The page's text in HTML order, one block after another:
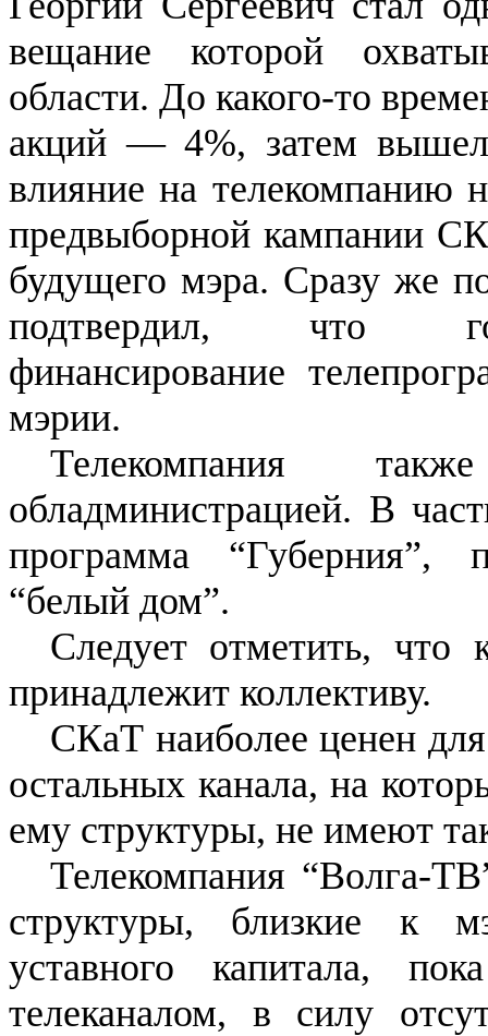
вещание которой
области. До какого-то
акций — 4%, затем вышел
влияние на телекомпанию
предвыборной кампании
будущего мэра. Сразу же
подтвердил, что
финансирование
мэрии.
Телекомпания
обладминистрацией. В
программа “Губерния”,
“белый дом”.
Следует отметить, что
принадлежит коллективу.
СКаТ наиболее ценен
остальных канала, на
ему структуры, не имеют
Телекомпания “Волга-
структуры, близкие к
уставного капитала,
телеканалом, в силу